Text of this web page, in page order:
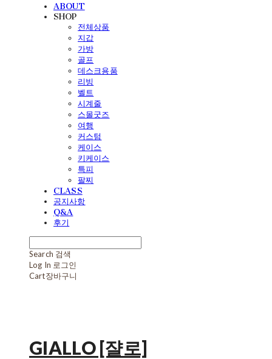
ABOUT
SHOP
전체상품
지갑
가방
골프
데스크용품
리빙
벨트
시계줄
스몰굿즈
여행
커스텀
케이스
키케이스
특피
팔찌
CLASS
공지사항
Q&A
후기
Search 검색
Log In 로그인
Cart장바구니
GIALLO [쟐로]